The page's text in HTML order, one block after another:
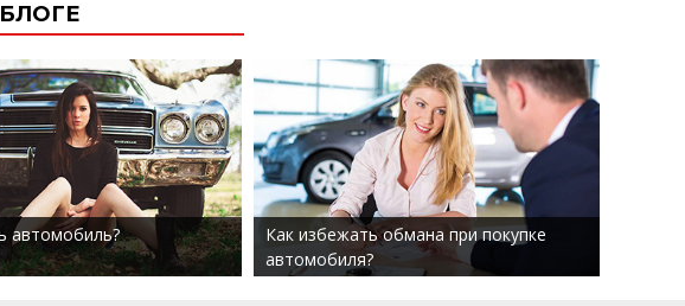
автомобиль?
Как избежать обмана при покупке
автомобиля?